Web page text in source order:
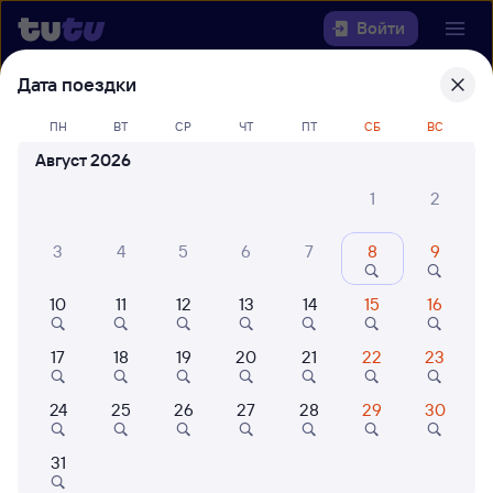
Войти
билеты Угольная — Приисковая
Найти поезда
Дата поездки
ПН ВТ СР ЧТ ПТ СБ ВС
Август 2026
1
2
3 4 5 6 7 8 9
10 11 12 13 14 15 16
17 18 19 20 21 22 23
24 25 26 27 28 29 30
31